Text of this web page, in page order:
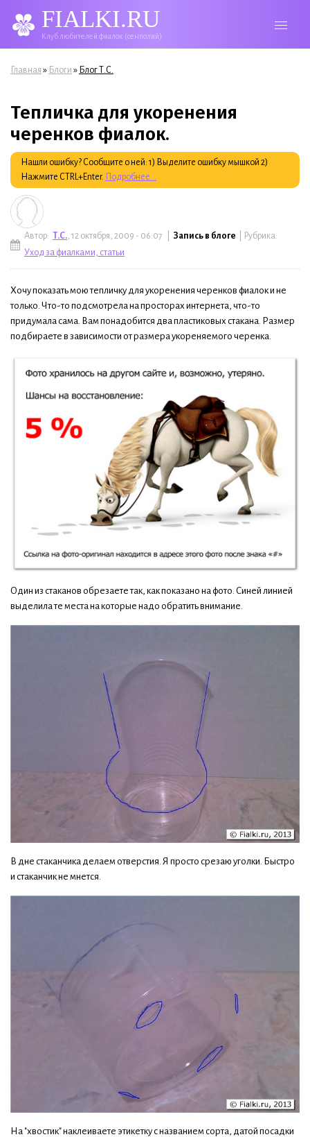
FIALKI.RU
Клуб любителей фиалок (сенполий)
Вы здесь
Главная » Блоги » Блог Т.С.
Тепличка для укоренения
черенков фиалок.
Нашли ошибку? Сообщите о ней: 1) Выделите ошибку мышкой 2)
Нажмите CTRL+Enter. Подробнее...
Автор: Т.С., 12 октября, 2009 - 06:07 | Запись в блоге | Рубрика:
Уход за фиалками, статьи
Хочу показать мою тепличку для укоренения черенков фиалок и не
только. Что-то подсмотрела на просторах интернета, что-то
придумала сама. Вам понадобится два пластиковых стакана. Размер
подбираете в зависимости от размера укореняемого черенка.
Один из стаканов обрезаете так, как показано на фото. Синей линией
выделила те места на которые надо обратить внимание.
В дне стаканчика делаем отверстия. Я просто срезаю уголки. Быстро
и стаканчик не мнется.
На "хвостик" наклеиваете этикетку с названием сорта, датой посадки